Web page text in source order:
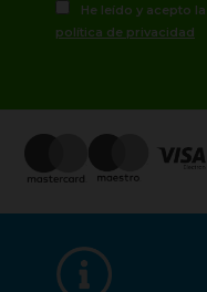
He leído y acepto
política de privacidad